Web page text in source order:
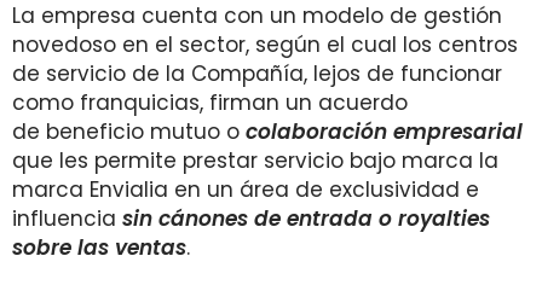
La empresa cuenta con un modelo de gestión
novedoso en el sector, según el cual los centros
de servicio de la Compañía, lejos de funcionar
como franquicias, firman un acuerdo
de beneficio mutuo o colaboración empresarial
que les permite prestar servicio bajo marca la
marca Envialia en un área de exclusividad e
influencia sin cánones de entrada o royalties
sobre las ventas.